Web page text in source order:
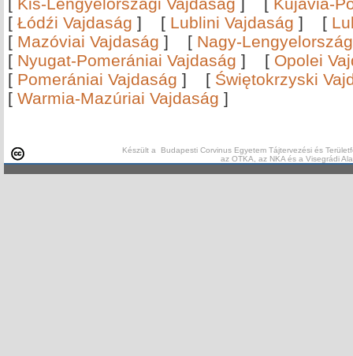
[ Łódźi Vajdaság ] [ Lublini Vajdaság ] [
[ Mazóviai Vajdaság ] [ Nagy-
[ Nyugat-Pomerániai Vajdaság ] [ Opolei
[ Pomerániai Vajdaság ] [ Świętokrzyski
[ Warmia-Mazúriai Vajdaság ]
Készült a Budapesti Corvinus Egyetem Tájtervezési és
az OTKA, az NKA és a Visegrádi